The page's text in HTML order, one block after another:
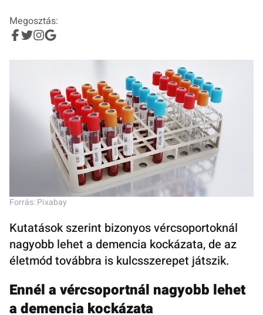
Megosztás:
Forrás: Pixabay
Kutatások szerint bizonyos vércsoportoknál
nagyobb lehet a demencia kockázata, de az
életmód továbbra is kulcsszerepet játszik.
Ennél a vércsoportnál nagyobb lehet
a demencia kockázata